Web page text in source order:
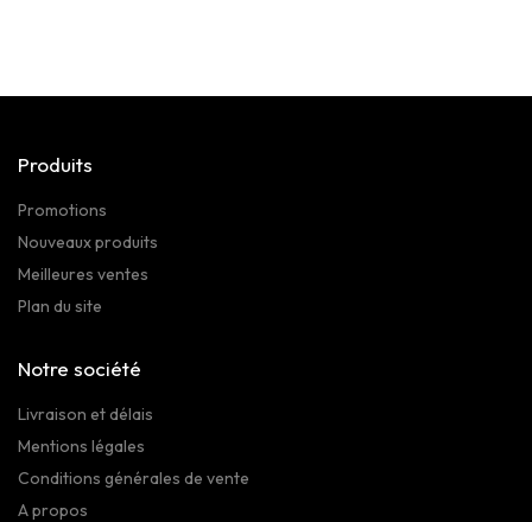
Produits
Promotions
Nouveaux produits
Meilleures ventes
Plan du site
Notre société
Livraison et délais
Mentions légales
Conditions générales de vente
A propos